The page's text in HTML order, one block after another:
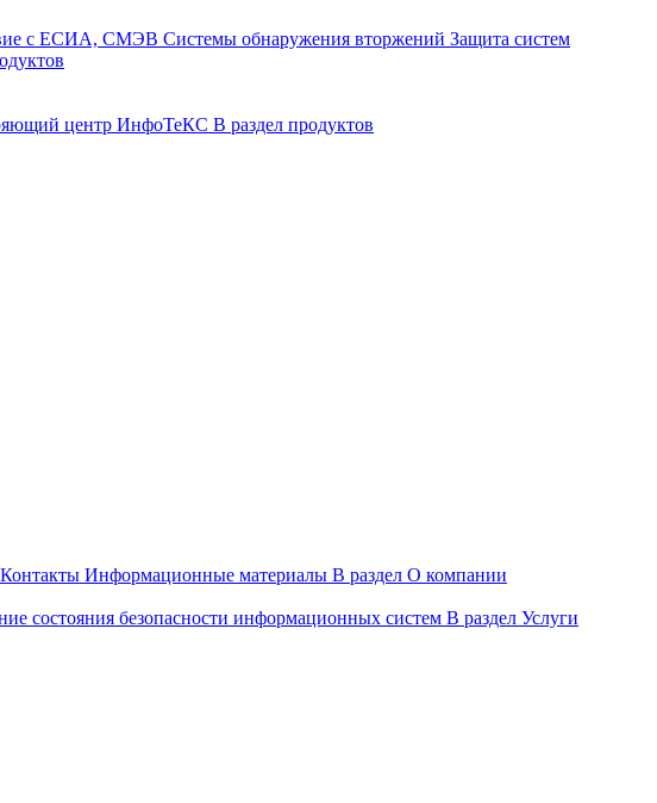
с ЕСИА, СМЭВ Системы обнаружения вторжений Защита систем
центр ИнфоТеКС В раздел продуктов
Контакты Информационные материалы В раздел О компании
состояния безопасности информационных систем В раздел Услуги